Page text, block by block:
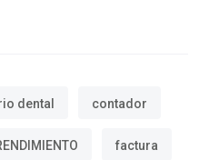
dental contador
factura